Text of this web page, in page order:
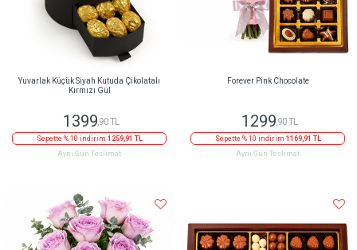
Yuvarlak Küçük Siyah Kutuda Çikolatalı
Kırmızı Gül
1399,90 TL
Sepette % 10 indirim 1259,91 TL
Aynı Gün Teslimat
Forever Pink Chocolate
1299,90 TL
Sepette % 10 indirim 1169,91 TL
Aynı Gün Teslimat